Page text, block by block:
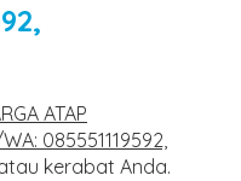
ATAP
085551119592,
kerabat Anda.